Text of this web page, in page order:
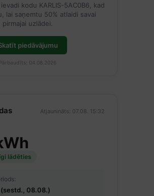
kodu KARLIS-5AC0B6, kad
lai saņemtu 50% atlaidi savai
pirmajai uzlādei.
piedāvājumu
Pārbaudīts: 04.08.2026
Atjaunināts: 07.08. 15:32
lādēties
08.08.)